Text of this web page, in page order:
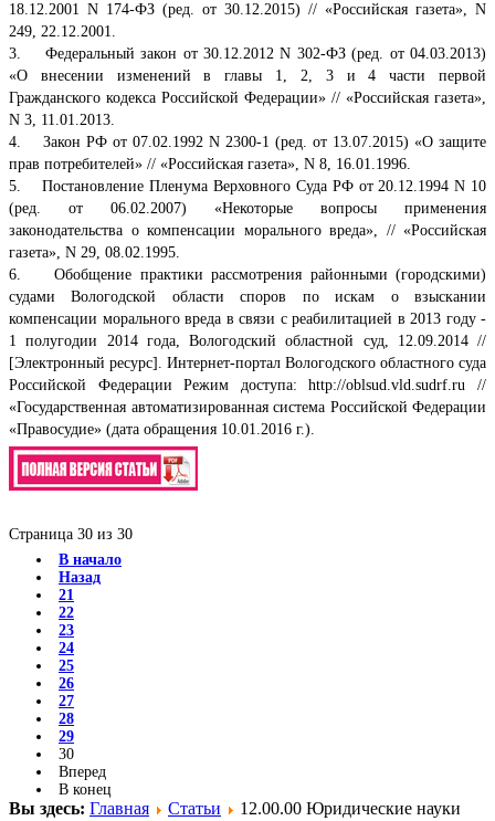
18.12.2001 N 174-ФЗ (ред. от 30.12.2015) // «Российская газета», N
249, 22.12.2001.
3. Федеральный закон от 30.12.2012 N 302-ФЗ (ред. от 04.03.2013)
«О внесении изменений в главы 1, 2, 3 и 4 части первой
Гражданского кодекса Российской Федерации» // «Российская газета»,
N 3, 11.01.2013.
4. Закон РФ от 07.02.1992 N 2300-1 (ред. от 13.07.2015) «О защите
прав потребителей» // «Российская газета», N 8, 16.01.1996.
5. Постановление Пленума Верховного Суда РФ от 20.12.1994 N 10
(ред. от 06.02.2007) «Некоторые вопросы применения
законодательства о компенсации морального вреда», // «Российская
газета», N 29, 08.02.1995.
6. Обобщение практики рассмотрения районными (городскими)
судами Вологодской области споров по искам о взыскании
компенсации морального вреда в связи с реабилитацией в 2013 году -
1 полугодии 2014 года, Вологодский областной суд, 12.09.2014 //
[Электронный ресурс]. Интернет-портал Вологодского областного суда
Российской Федерации Режим доступа: http://oblsud.vld.sudrf.ru //
«Государственная автоматизированная система Российской Федерации
«Правосудие» (дата обращения 10.01.2016 г.).
Страница 30 из 30
В начало
Назад
21
22
23
24
25
26
27
28
29
30
Вперед
В конец
Вы здесь: Главная Статьи
12.00.00 Юридические науки